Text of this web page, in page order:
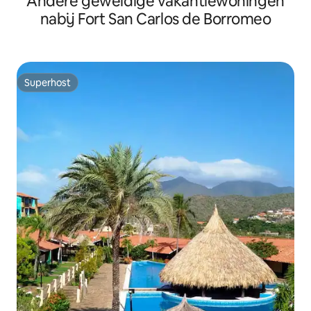
nabij Fort San Carlos de Borromeo
Superhost
Superhost